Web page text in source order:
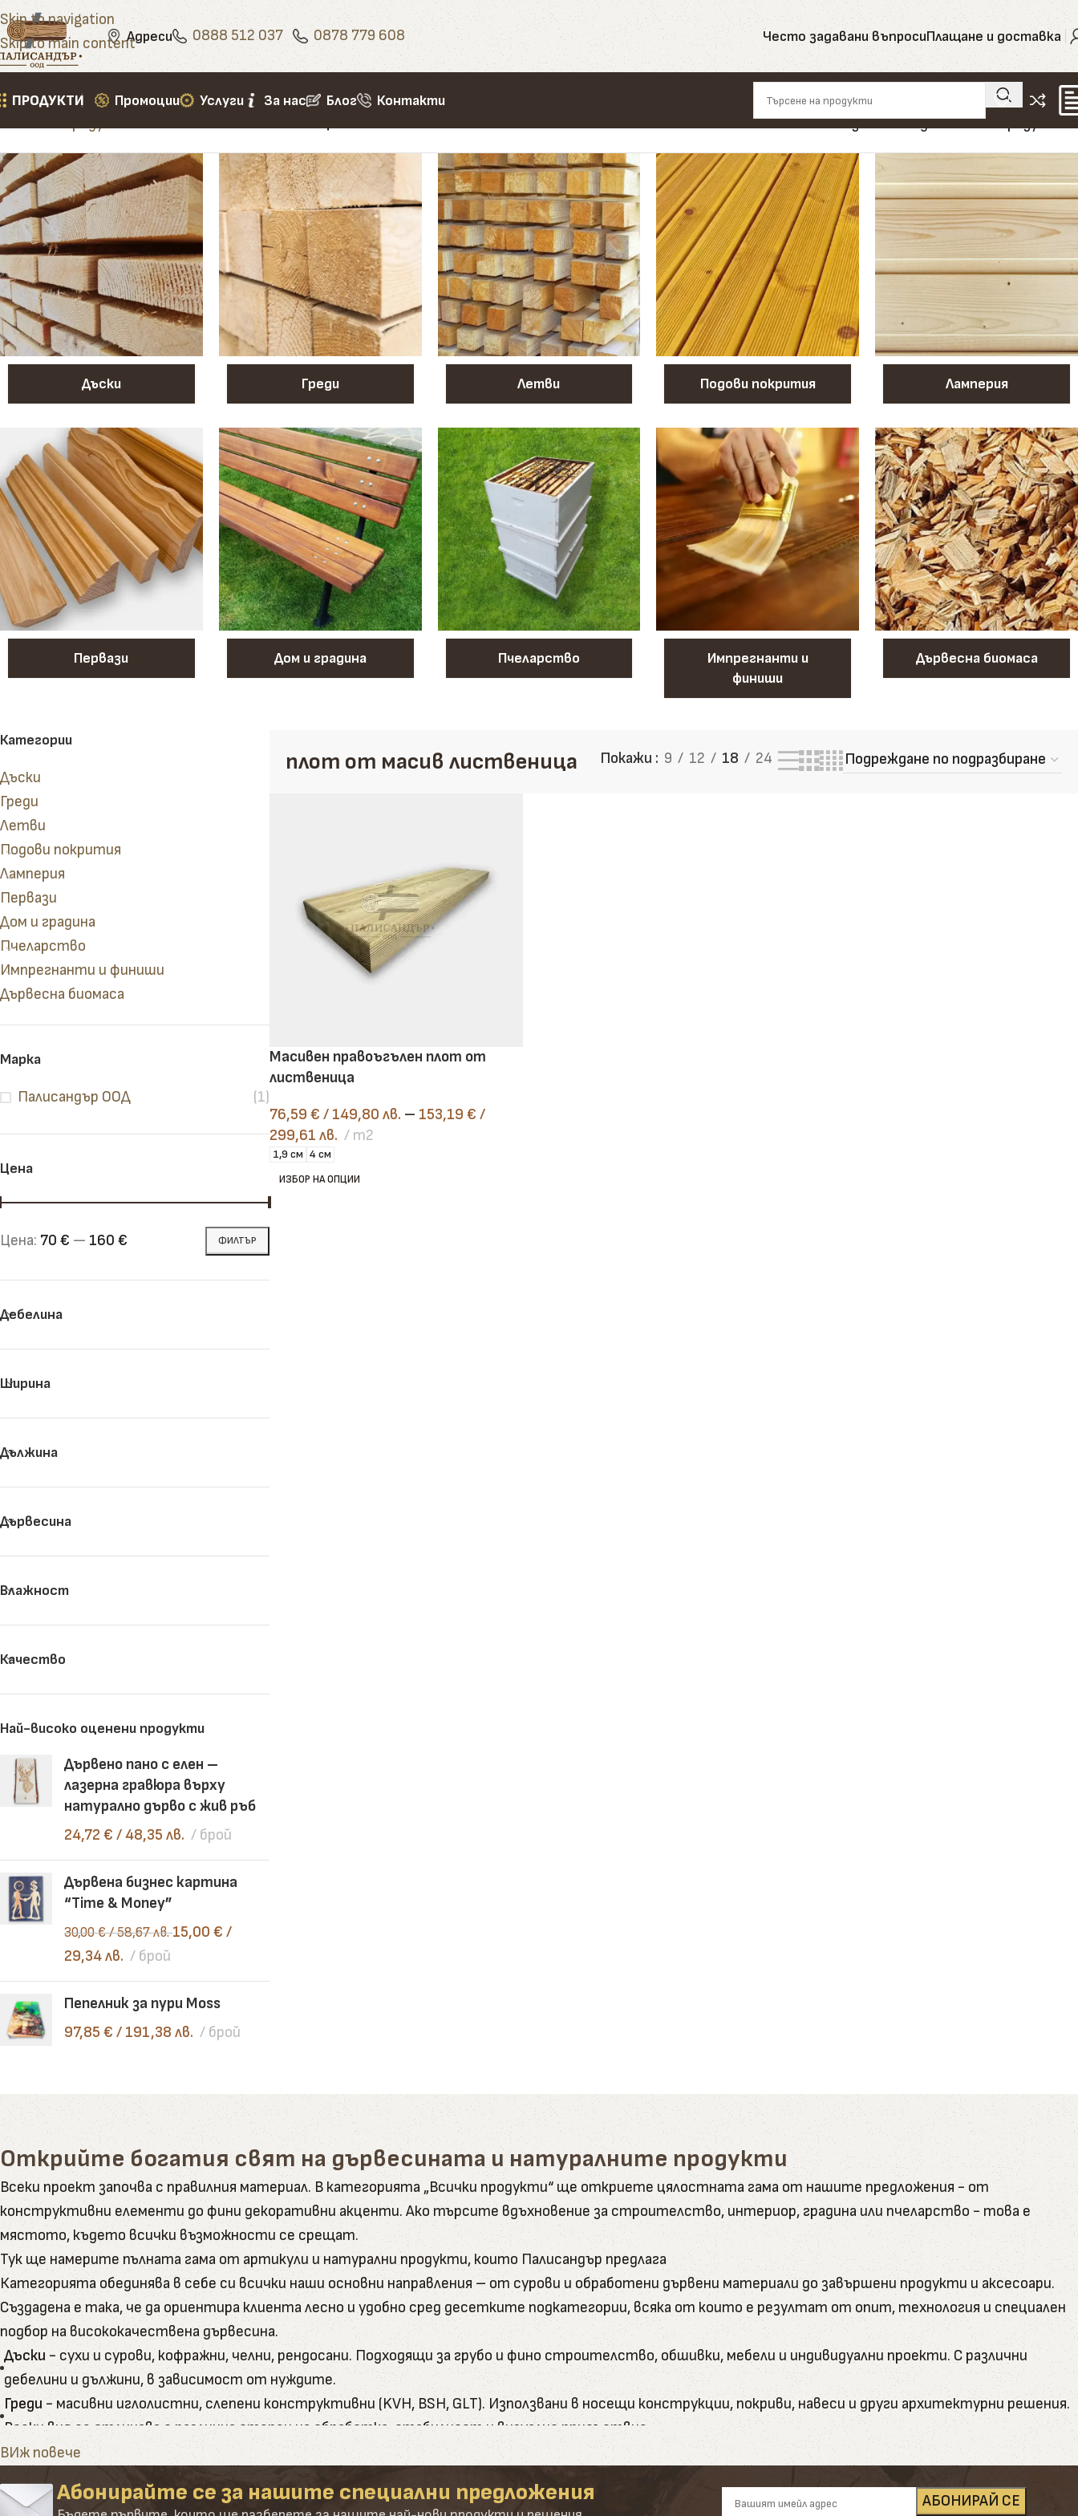
Skip to navigation
Skip to main contentАдреси 0888 512 037 0878 779 608 Често задавани въпросиПлащане и доставка
ПРОДУКТИ
Сухи и сурови дъски Кофражни дъски
Рендосани дъски
Избери здравина, точност и качество – разгледай и
Промоции Услуги За нас Блог Контакти
Начало»Продукти»плот от масив лиственица Показване на единствения резултат
Дъски Греди Летви Подови покрития Ламперия
Первази Дом и градина Пчеларство
Импрегнанти и
финиши
Дървесна биомаса
Категории
Дъски
Греди
Летви
Подови покрития
Ламперия
Первази
Дом и градина
Пчеларство
Импрегнанти и финиши
Дървесна биомаса
Марка
Палисандър ООД (1)
Цена
ФИЛТЪР
Цена: 70 € — 160 €
Дебелина
Ширина
Дължина
Дървесина
Влажност
Качество
Най-високо оценени продукти
Дървено пано с елен –
лазерна гравюра върху
натурално дърво с жив ръб
24,72 € / 48,35 лв. брой
Дървена бизнес картина
“Time & Money”
30,00€/ 58,67 лв.15,00 € /
29,34 лв.
брой
Пепелник за пури Moss
97,85 € / 191,38 лв. брой
плот от масив лиственица Покажи 9 12 18 24
Масивен правоъгълен плот от
лиственица
76,59 € / 149,80 лв. – 153,19 € /
299,61 лв.
m2
1,9 см 4 см
ИЗБОР НА ОПЦИИ
Открийте богатия свят на дървесината и натуралните продукти
Всеки проект започва с правилния материал. В категорията „Всички продукти“ ще откриете цялостната гама от нашите предложения - от
конструктивни елементи до фини декоративни акценти. Ако търсите вдъхновение за строителство, интериор, градина или пчеларство - това е
мястото, където всички възможности се срещат.
Тук ще намерите пълната гама от артикули и натурални продукти, които Палисандър предлага
Категорията обединява в себе си всички наши основни направления – от сурови и обработени дървени материали до завършени продукти и аксесоари.
Създадена е така, че да ориентира клиента лесно и удобно сред десетките подкатегории, всяка от които е резултат от опит, технология и специален
подбор на висококачествена дървесина.
Дъски- сухи и сурови, кофражни, челни, рендосани. Подходящи за грубо и фино строителство, обшивки, мебели и индивидуални проекти. С различни
дебелини и дължини, в зависимост от нуждите.
Греди - масивни иглолистни, слепени конструктивни (KVH, BSH, GLT). Използвани в носещи конструкции, покриви, навеси и други архитектурни решения.
Всеки вид се отличава с различна степен на обработка, стабилност и визуално присъствие.
Летви- в разнообразие от размери и приложения - от подпори до довършителни детайли. Включват както обикновени бичени, така и калибровани за по-
Подови покрития- дюшеме и декинг от естествена иглолистна дървесина - бял бор и лиственица. За вътрешни подове и външни настилки. Декингът е
ВИж повече
Абонирайте се за нашите специални предложения